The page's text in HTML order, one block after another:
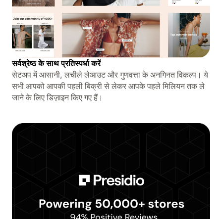
सर्वश्रेष्ठ के साथ प्रतिस्पर्धा करें
सेटअप में आसानी, लचीले लेआउट और गुणवत्ता के अनगिनत विकल्प। ये
सभी आपको आपकी पहली बिक्री से लेकर आपके पहले मिलियन तक ले
जाने के लिए डिज़ाइन किए गए हैं।